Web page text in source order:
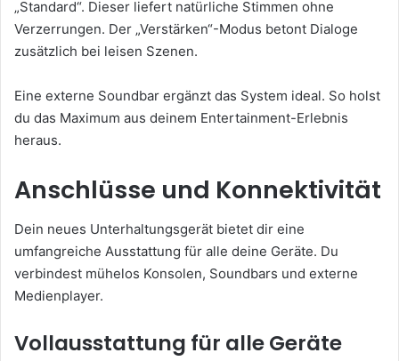
„Standard“. Dieser liefert natürliche Stimmen ohne
Verzerrungen. Der „Verstärken“-Modus betont Dialoge
zusätzlich bei leisen Szenen.
Eine externe Soundbar ergänzt das System ideal. So holst
du das Maximum aus deinem Entertainment-Erlebnis
heraus.
Anschlüsse und Konnektivität
Dein neues Unterhaltungsgerät bietet dir eine
umfangreiche Ausstattung für alle deine Geräte. Du
verbindest mühelos Konsolen, Soundbars und externe
Medienplayer.
Vollausstattung für alle Geräte